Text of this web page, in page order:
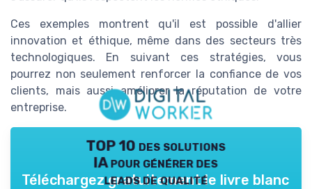
Ces exemples montrent qu'il est possible d'allier
innovation et éthique, même dans des secteurs très
technologiques. En suivant ces stratégies, vous
pourrez non seulement renforcer la confiance de vos
clients, mais aussi améliorer la réputation de votre
entreprise.
TOP 10 des solutions
IA pour générer des
leads de qualité
Téléchargez gratuitement le livre blanc